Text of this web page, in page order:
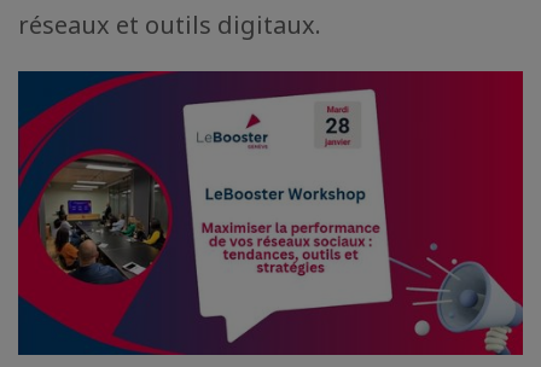
réseaux et outils digitaux.